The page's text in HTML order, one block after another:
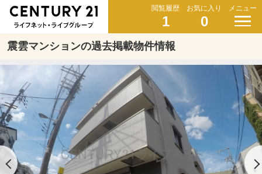
閲覧履歴
1
お気に入り
0
メニュー
震雲マンションの過去掲載物件情報